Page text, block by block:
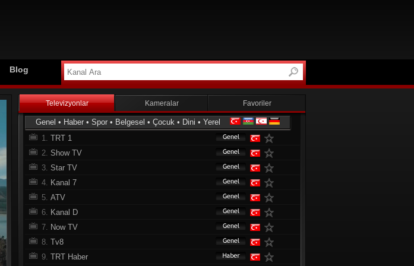
Blog
Televizyonlar Kameralar Favoriler
Genel • Haber • Spor • Belgesel • Çocuk • Dini • Yerel
1. TRT 1
2. Show TV
3. Star TV
4. Kanal 7
5. ATV
6. Kanal D
7. Now TV
8. Tv8
9. TRT Haber